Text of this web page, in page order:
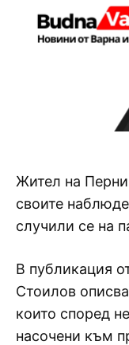
Жител на
своите
случили се на
В публикация
Стоилов
които според
насочени към